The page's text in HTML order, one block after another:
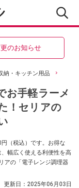
のお知らせ
納・キッチン用品
お手軽ラーメ
！セリアの
（税込）です。お得な
幅広く使える利便性を高
アの「電子レンジ調理器
更新日： 2025年06月03日